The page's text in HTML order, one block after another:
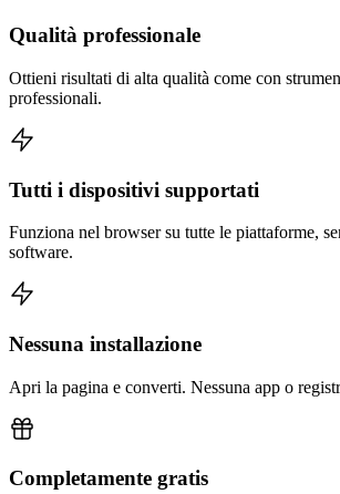
Qualità professionale
Ottieni risultati di alta qualità come con
professionali.
Tutti i dispositivi supportati
Funziona nel browser su tutte le piattaforme,
software.
Nessuna installazione
Apri la pagina e converti. Nessuna app o
Completamente gratis